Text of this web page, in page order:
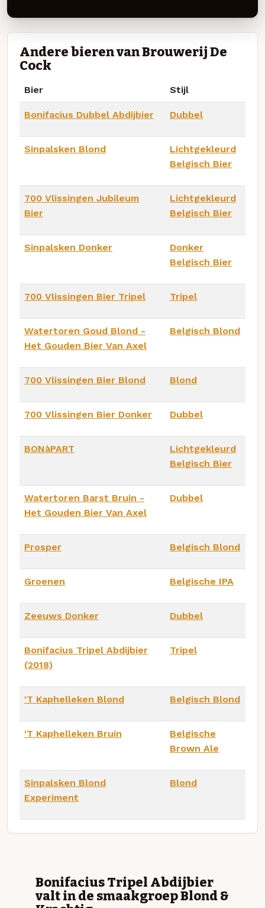
Andere bieren van Brouwerij De
Cock
Bier Stijl
Bonifacius Dubbel Abdijbier Dubbel
Sinpalsken Blond
Lichtgekleurd
Belgisch Bier
700 Vlissingen Jubileum
Bier
Lichtgekleurd
Belgisch Bier
Sinpalsken Donker
Donker
Belgisch Bier
700 Vlissingen Bier Tripel Tripel
Watertoren Goud Blond -
Het Gouden Bier Van Axel
Belgisch Blond
700 Vlissingen Bier Blond Blond
700 Vlissingen Bier Donker Dubbel
BONàPART
Lichtgekleurd
Belgisch Bier
Watertoren Barst Bruin -
Het Gouden Bier Van Axel
Dubbel
Prosper Belgisch Blond
Groenen Belgische IPA
Zeeuws Donker Dubbel
Bonifacius Tripel Abdijbier
(2018)
Tripel
'T Kaphelleken Blond Belgisch Blond
'T Kaphelleken Bruin
Belgische
Brown Ale
Sinpalsken Blond
Experiment
Blond
Bonifacius Tripel Abdijbier
valt in de smaakgroep Blond &